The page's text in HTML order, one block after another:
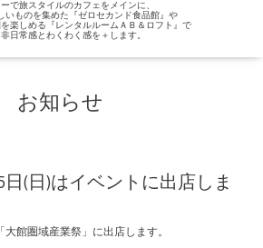
ーで旅スタイルのカフェをメインに、
いものを集めた『ゼロセカンド食品館』や
楽しめる『レンタルルームＡＢ＆ロフト』で
非日常感とわくわく感を＋します。
お知らせ
日(日)はイベントに出店しま
館圏域産業祭」に出店します。